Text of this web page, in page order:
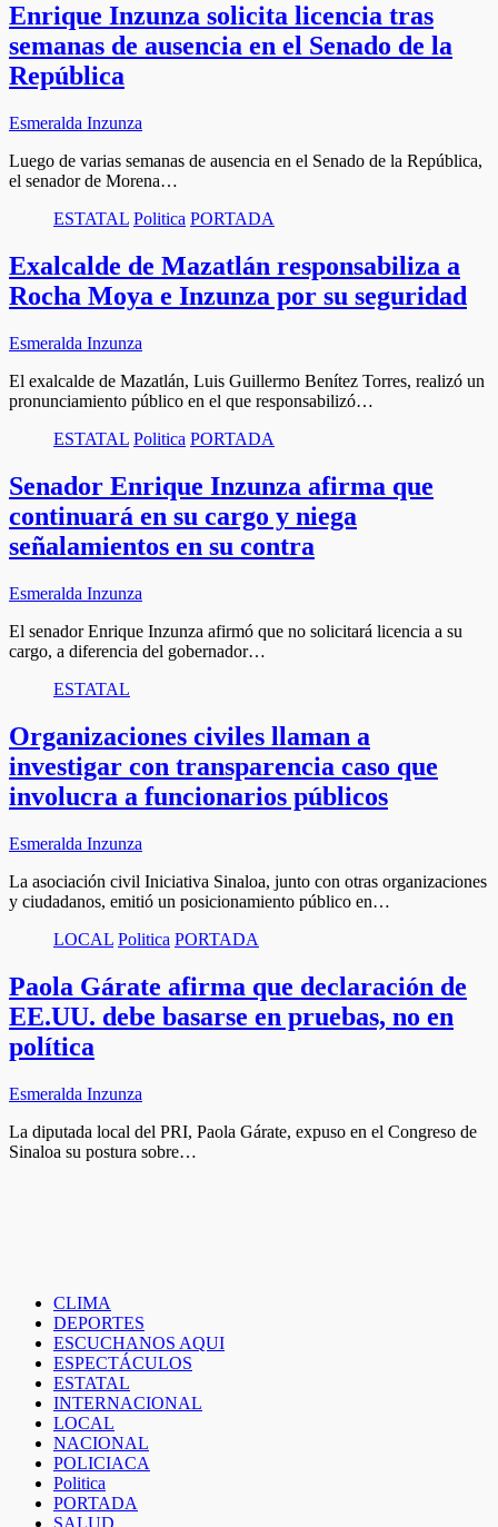
Enrique Inzunza solicita licencia tras
semanas de ausencia en el Senado de la
República
Esmeralda Inzunza
Luego de varias semanas de ausencia en el Senado de la República,
el senador de Morena…
ESTATAL Politica PORTADA
Exalcalde de Mazatlán responsabiliza a
Rocha Moya e Inzunza por su seguridad
Esmeralda Inzunza
El exalcalde de Mazatlán, Luis Guillermo Benítez Torres, realizó un
pronunciamiento público en el que responsabilizó…
ESTATAL Politica PORTADA
Senador Enrique Inzunza afirma que
continuará en su cargo y niega
señalamientos en su contra
Esmeralda Inzunza
El senador Enrique Inzunza afirmó que no solicitará licencia a su
cargo, a diferencia del gobernador…
ESTATAL
Organizaciones civiles llaman a
investigar con transparencia caso que
involucra a funcionarios públicos
Esmeralda Inzunza
La asociación civil Iniciativa Sinaloa, junto con otras organizaciones
y ciudadanos, emitió un posicionamiento público en…
LOCAL Politica PORTADA
Paola Gárate afirma que declaración de
EE.UU. debe basarse en pruebas, no en
política
Esmeralda Inzunza
La diputada local del PRI, Paola Gárate, expuso en el Congreso de
Sinaloa su postura sobre…
CLIMA
DEPORTES
ESCUCHANOS AQUI
ESPECTÁCULOS
ESTATAL
INTERNACIONAL
LOCAL
NACIONAL
POLICIACA
Politica
PORTADA
SALUD